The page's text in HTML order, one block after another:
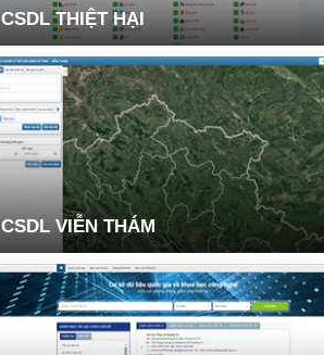
CSDL THIỆT HẠI
CSDL VIỄN THÁM